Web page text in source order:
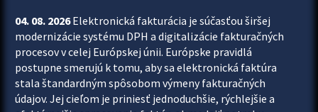
04. 08. 2026Elektronická fakturácia je súčasťou širšej
modernizácie systému DPH a digitalizácie fakturačných
procesov v celej Európskej únii. Európske pravidlá
postupne smerujú k tomu, aby sa elektronická faktúra
stala štandardným spôsobom výmeny fakturačných
údajov. Jej cieľom je priniesť jednoduchšie, rýchlejšie a